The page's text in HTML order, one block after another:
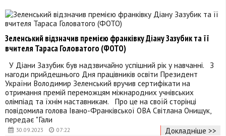
30.09.2023 07:22
Зеленський відзначив премією франківку Діану Зазубик та її
вчителя Тараса Головатого (ФОТО)
У Діани Зазубик був надзвичайно успішний рік у навчанні. З
нагоди прийдешнього Дня працівників освіти Президент
України Володимир Зеленський вручив сертифікати на
отримання премій переможцям міжнародних учнівських
олімпіад та їхнім наставникам. Про це на своїй сторінці
повідомила голова Івано-Франківської ОВА Світлана Онищук,
передає "Гали
Докладніше >>